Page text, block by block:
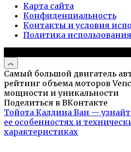
Карта сайта
Конфиденциальность
Контакты и условия
Политика
Самый большой двигатель
рейтинг объема моторов
мощности и уникальности
Поделиться в ВКонтакте
Тойота Калдина Ван —
ее особенностях и
характеристиках